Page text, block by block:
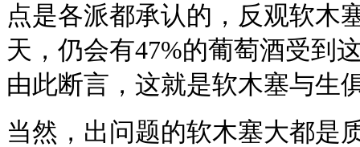
点是各派都承认的，反观软木
天，仍会有47%的葡萄酒受到
由此断言，这就是软木塞与生
当然，出问题的软木塞大都是